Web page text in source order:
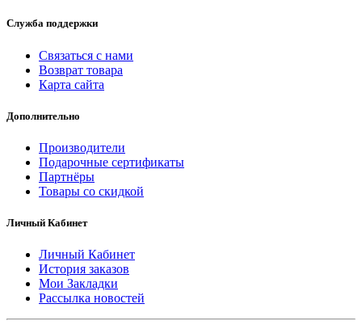
Служба поддержки
Связаться с нами
Возврат товара
Карта сайта
Дополнительно
Производители
Подарочные сертификаты
Партнёры
Товары со скидкой
Личный Кабинет
Личный Кабинет
История заказов
Мои Закладки
Рассылка новостей